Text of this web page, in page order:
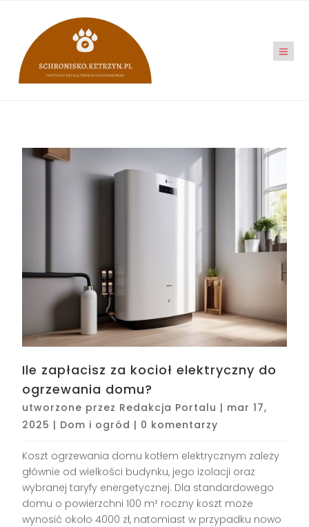
Ile zapłacisz za kocioł elektryczny do
ogrzewania domu?
utworzone przez Redakcja Portalu | mar 17,
2025 | Dom i ogród | 0 komentarzy
Koszt ogrzewania domu kotłem elektrycznym zależy
głównie od wielkości budynku, jego izolacji oraz
wybranej taryfy energetycznej. Dla standardowego
domu o powierzchni 100 m² roczny koszt może
wynosić około 4000 zł, natomiast w przypadku nowo